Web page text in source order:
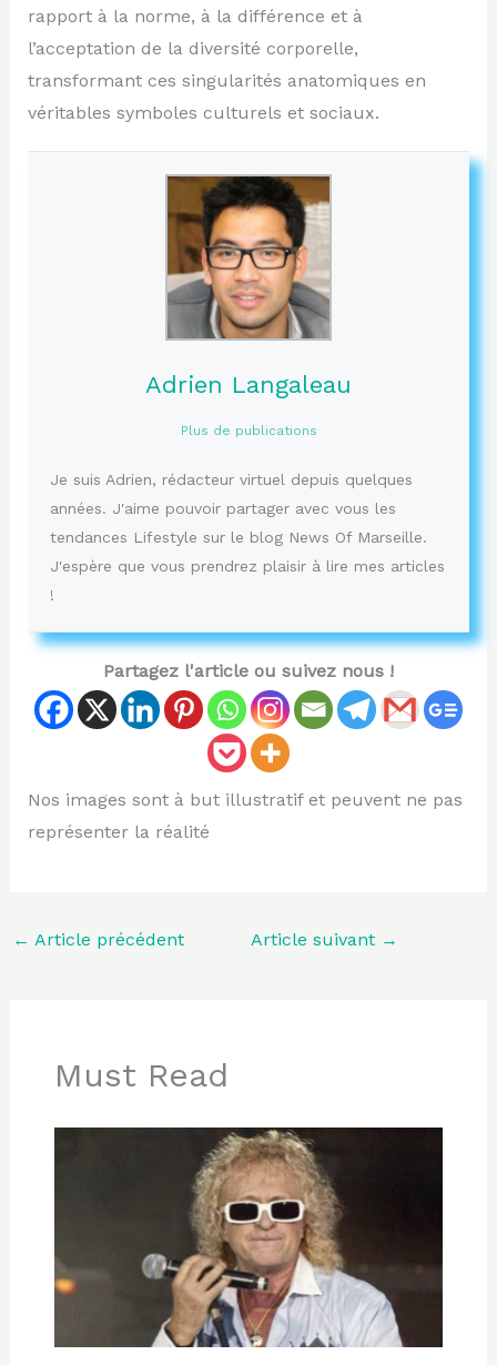
rapport à la norme, à la différence et à
l’acceptation de la diversité corporelle,
transformant ces singularités anatomiques en
véritables symboles culturels et sociaux.
Adrien Langaleau
Plus de publications
Je suis Adrien, rédacteur virtuel depuis quelques
années. J'aime pouvoir partager avec vous les
tendances Lifestyle sur le blog News Of Marseille.
J'espère que vous prendrez plaisir à lire mes articles
!
Partagez l'article ou suivez nous !
Nos images sont à but illustratif et peuvent ne pas
représenter la réalité
← Article précédent Article suivant →
Must Read